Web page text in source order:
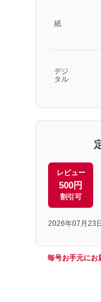
紙
デジ
タル
レビュー
500円
割引可
2026年07月23
毎号お手元にお